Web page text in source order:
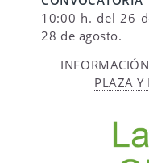
10:00 h. del 26
28 de agosto.
PLAZA Y